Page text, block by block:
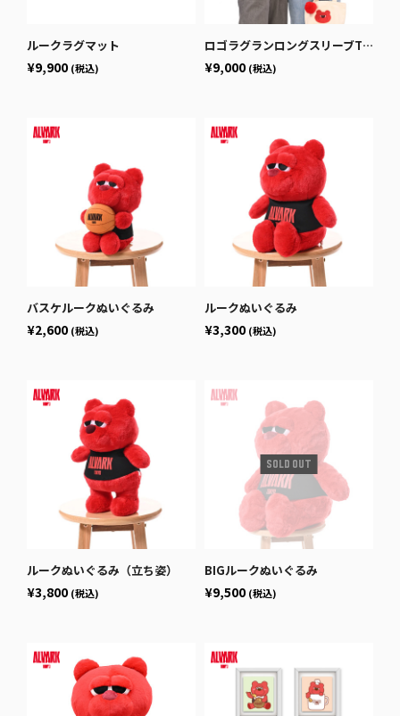
ルークラグマット
¥9,900 (税込)
ロゴラグランロングスリーブTシャツ
¥9,000 (税込)
バスケルークぬいぐるみ
¥2,600 (税込)
ルークぬいぐるみ
¥3,300 (税込)
ルークぬいぐるみ（立ち姿）
¥3,800 (税込)
BIGルークぬいぐるみ
¥9,500 (税込)